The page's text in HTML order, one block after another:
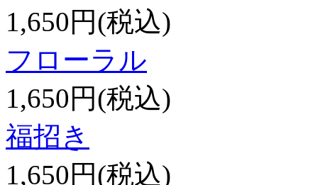
1,650円(税込)
フローラル
1,650円(税込)
福招き
1,650円(税込)